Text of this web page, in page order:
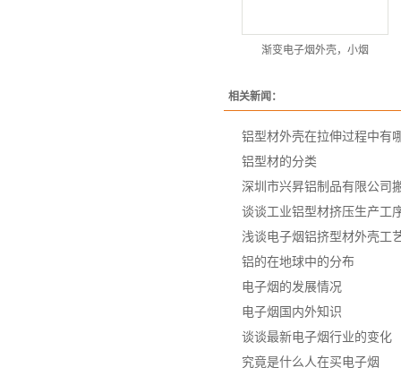
渐变电子烟外壳，小烟
相关新闻：
铝型材外壳在拉伸过程中有
铝型材的分类
深圳市兴昇铝制品有限公司
谈谈工业铝型材挤压生产工
浅谈电子烟铝挤型材外壳工
铝的在地球中的分布
电子烟的发展情况
电子烟国内外知识
谈谈最新电子烟行业的变化
究竟是什么人在买电子烟